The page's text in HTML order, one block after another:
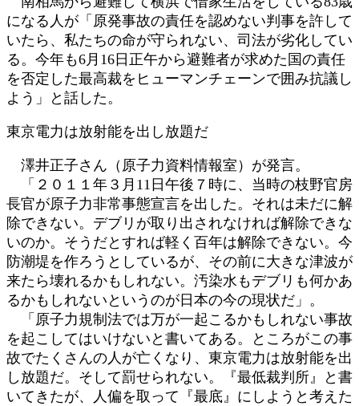
になる人が「原発事故の責任を認めない判事を許して
いたら、私たちの命が守られない、司法が劣化してい
る。今年も6月16日正午から避難者が求めた国の責任
を否定した最高裁をヒューマンチェーンで囲み抗議し
よう」と話した。
東京電力は放射能を出し放題だ
澤井正子さん（原子力資料情報室）が発言。
「２０１１年３月11日午後７時に、当時の枝野官房
長官が原子力非常事態宣言を出した。それは未だに解
除できない。デブリが取り出されなければ解除できな
いのか。そうだとすれば軽く百年は解除できない。今
防潮堤を作ろうとしているが、その前に大きな津波が
来たら壊れるかもしれない。汚染水もデブリも何かあ
るかもしれないというのが日本の今の現状だ」。
「原子力規制法では万が一起こるかもしれない事故
を起こしてはいけないと書いてある。ところがこの事
故でたくさんの人が亡くなり、東京電力は放射能を出
し放題だ。そして罰せられない。『最低裁判所』と書
いてきたが、人偏を取って『最底』にしようと考えた